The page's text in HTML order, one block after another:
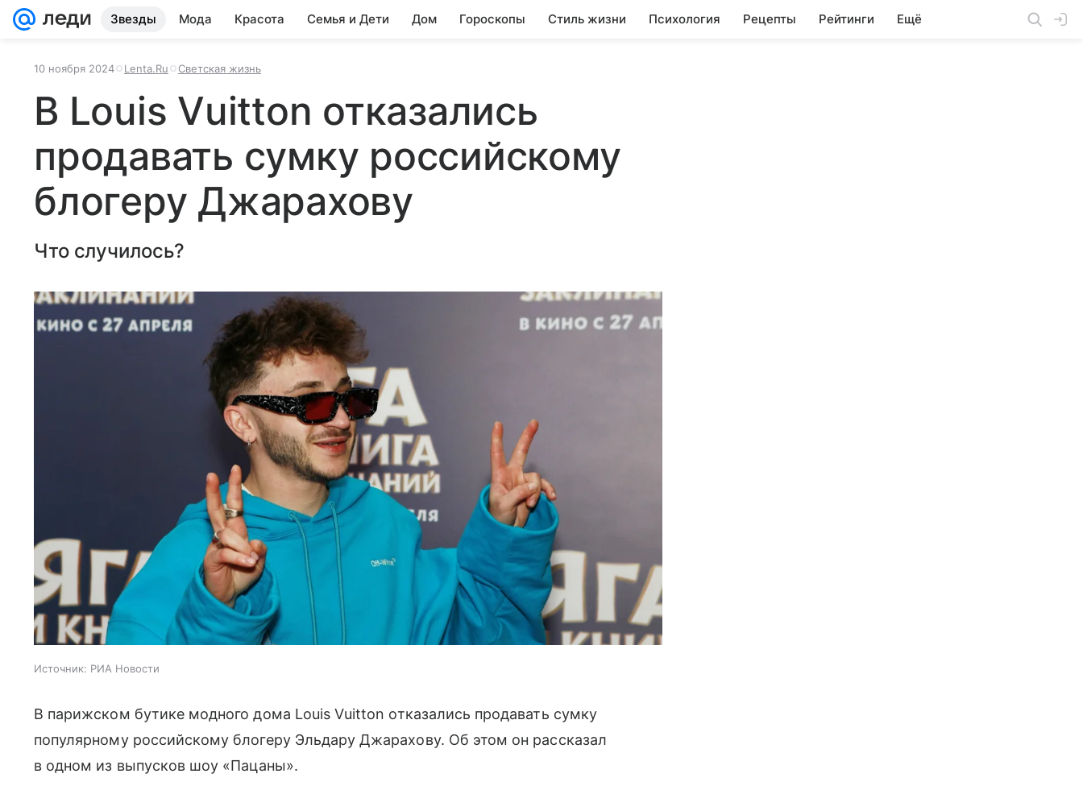
Звезды Мода Красота Семья и Дети Дом Гороскопы Стиль жизни Психология Рецепты Рейтинги Ещё
10 ноября 2024 Lenta.Ru Светская жизнь
В Louis Vuitton отказались
продавать сумку российскому
блогеру Джарахову
Что случилось?
Источник: РИА Новости
В парижском бутике модного дома Louis Vuitton отказались продавать сумку
популярному российскому блогеру Эльдару Джарахову. Об этом он рассказал
в одном из выпусков шоу «Пацаны».